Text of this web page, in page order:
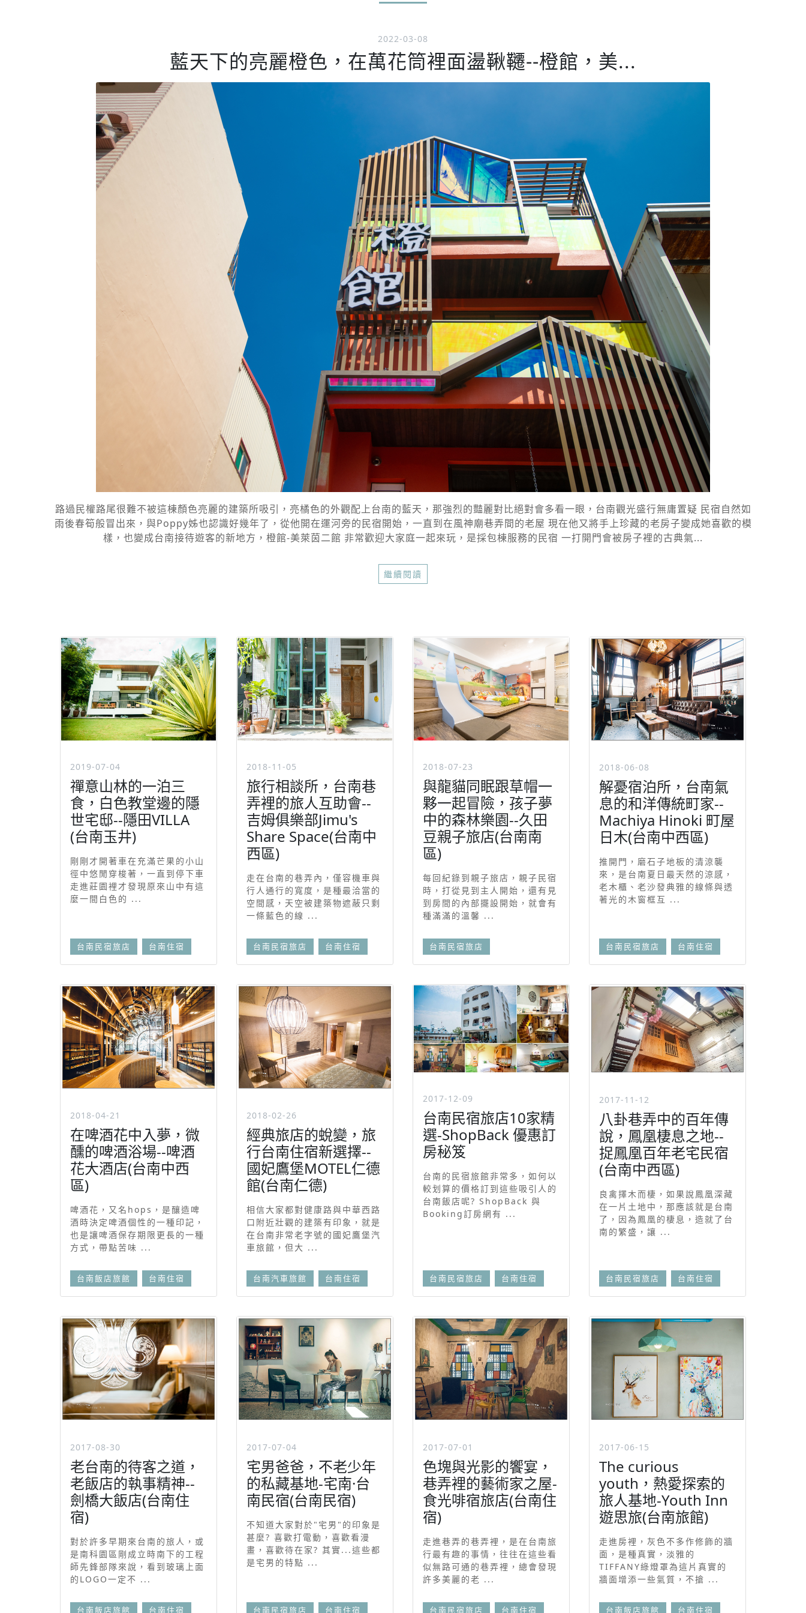
2022-03-08
藍天下的亮麗橙色，在萬花筒裡面盪鞦韆--橙館，美...
路過民權路尾很難不被這棟顏色亮麗的建築所吸引，亮橘色的外觀配上台南的藍天，那強烈的豔麗對比絕對會多看一眼，台南觀光盛行無庸置疑 民宿自然如
雨後春筍般冒出來，與Poppy姊也認識好幾年了，從他開在運河旁的民宿開始，一直到在風神廟巷弄間的老屋 現在他又將手上珍藏的老房子變成她喜歡的模
樣，也變成台南接待遊客的新地方，橙館-美萊茵二館 非常歡迎大家庭一起來玩，是採包棟服務的民宿 一打開門會被房子裡的古典氣...
繼續閱讀
2019-07-04
禪意山林的一泊三
食，白色教堂邊的隱
世宅邸--隱田VILLA
(台南玉井)
剛剛才開著車在充滿芒果的小山
徑中悠閒穿梭著，一直到停下車
走進莊園裡才發現原來山中有這
麼一間白色的 ...
台南民宿旅店 台南住宿
2018-11-05
旅行相談所，台南巷
弄裡的旅人互助會--
吉姆俱樂部Jimu's
Share Space(台南中
西區)
走在台南的巷弄內，僅容機車與
行人通行的寬度，是種最洽當的
空間感，天空被建築物遮蔽只剩
一條藍色的線 ...
台南民宿旅店 台南住宿
2018-07-23
與龍貓同眠跟草帽一
夥一起冒險，孩子夢
中的森林樂園--久田
豆親子旅店(台南南
區)
每回紀錄到親子旅店，親子民宿
時，打從見到主人開始，還有見
到房間的內部擺設開始，就會有
種滿滿的溫馨 ...
台南民宿旅店
2018-06-08
解憂宿泊所，台南氣
息的和洋傳統町家--
Machiya Hinoki 町屋
日木(台南中西區)
推開門，磨石子地板的清涼襲
來，是台南夏日最天然的涼感，
老木櫃、老沙發典雅的線條與透
著光的木窗框互 ...
台南民宿旅店 台南住宿
2018-04-21
在啤酒花中入夢，微
醺的啤酒浴場--啤酒
花大酒店(台南中西
區)
啤酒花，又名hops，是釀造啤
酒時決定啤酒個性的一種印記，
也是讓啤酒保存期限更長的一種
方式，帶點苦味 ...
台南飯店旅館 台南住宿
2018-02-26
經典旅店的蛻變，旅
行台南住宿新選擇--
國妃鷹堡MOTEL仁德
館(台南仁德)
相信大家都對健康路與中華西路
口附近壯觀的建築有印象，就是
在台南非常老字號的國妃鷹堡汽
車旅館，但大 ...
台南汽車旅館 台南住宿
2017-12-09
台南民宿旅店10家精
選-ShopBack 優惠訂
房秘笈
台南的民宿旅館非常多，如何以
較划算的價格訂到這些吸引人的
台南飯店呢? ShopBack 與
Booking訂房網有 ...
台南民宿旅店 台南住宿
2017-11-12
八卦巷弄中的百年傳
說，鳳凰棲息之地--
捉鳳凰百年老宅民宿
(台南中西區)
良禽擇木而棲，如果說鳳凰深藏
在一片土地中，那應該就是台南
了，因為鳳凰的棲息，造就了台
南的繁盛，讓 ...
台南民宿旅店 台南住宿
2017-08-30
老台南的待客之道，
老飯店的執事精神--
劍橋大飯店(台南住
宿)
對於許多早期來台南的旅人，或
是南科園區剛成立時南下的工程
師先鋒部隊來說，看到玻璃上面
的LOGO一定不 ...
台南飯店旅館 台南住宿
2017-07-04
宅男爸爸，不老少年
的私藏基地-宅南·台
南民宿(台南民宿)
不知道大家對於"宅男"的印象是
甚麼? 喜歡打電動，喜歡看漫
畫，喜歡待在家? 其實...這些都
是宅男的特點 ...
台南民宿旅店 台南住宿
2017-07-01
色塊與光影的饗宴，
巷弄裡的藝術家之屋-
食光啡宿旅店(台南住
宿)
走進巷弄的巷弄裡，是在台南旅
行最有趣的事情，往往在這些看
似無路可通的巷弄裡，總會發現
許多美麗的老 ...
台南民宿旅店 台南住宿
2017-06-15
The curious
youth，熱愛探索的
旅人基地-Youth Inn
遊思旅(台南旅館)
走進房裡，灰色不多作修飾的牆
面，是種真實，淡雅的
TIFFANY綠燈罩為這片真實的
牆面增添一些氣質，不搶 ...
台南飯店旅館 台南住宿